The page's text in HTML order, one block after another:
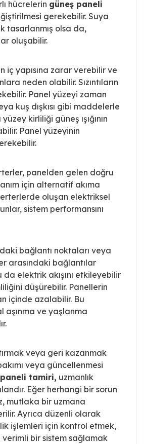
hücrelerin güneş paneli
gerekebilir. Suya
tasarlanmış olsa da,
oluşabilir.
iç yapısına zarar verebilir ve
neden olabilir. Sızıntıların
Panel yüzeyi zaman
kuş dışkısı gibi maddelerle
kirliliği güneş ışığının
Panel yüzeyinin
panelden gelen doğru
için alternatif akıma
oluşan elektriksel
sistem performansını
bağlantı noktaları veya
arasındaki bağlantılar
da elektrik akışını etkileyebilir
düşürebilir. Panellerin
içinde azalabilir. Bu
aşınma ve yaşlanma
veya geri kazanmak
veya güncellenmesi
paneli tamiri, uzmanlık
Eğer herhangi bir sorun
mutlaka bir uzmana
Ayrıca düzenli olarak
işlemleri için kontrol etmek,
verimli bir sistem sağlamak